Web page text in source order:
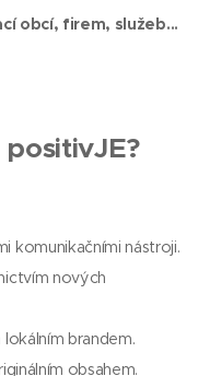
obcí, firem, služeb...
komunikačními nástroji.
nových
brandem.
obsahem.